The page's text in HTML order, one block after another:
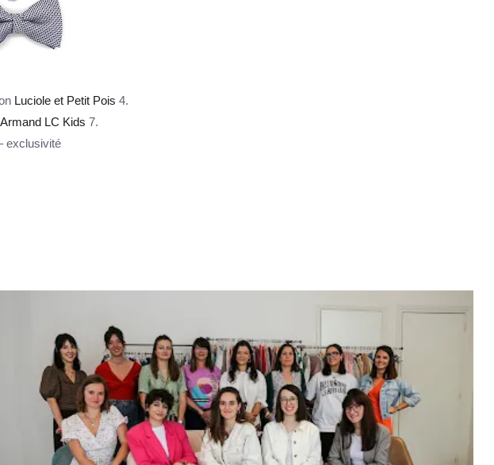
Luciole et Petit Pois 4.
Armand LC Kids 7.
exclusivité